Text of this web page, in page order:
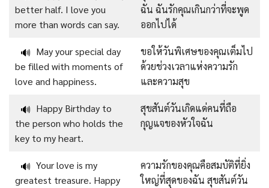
better half. I love you
more than words can say.
ฉัน ฉันรักคุณเกินกว่าที่จะพูด
ออกไปได้
🔊 May your special day
be filled with moments of
love and happiness.
ขอให้วันพิเศษของคุณเต็มไป
ด้วยช่วงเวลาแห่งความรัก
และความสุข
🔊 Happy Birthday to
the person who holds the
key to my heart.
สุขสันต์วันเกิดแด่คนที่ถือ
กุญแจของหัวใจฉัน
🔊 Your love is my
greatest treasure. Happy
ความรักของคุณคือสมบัติที่ยิ่ง
ใหญ่ที่สุดของฉัน สุขสันต์วัน